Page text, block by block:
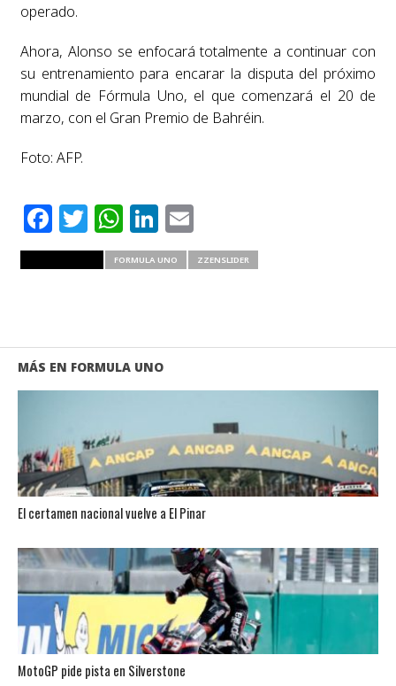
operado.
Ahora, Alonso se enfocará totalmente a continuar con
su entrenamiento para encarar la disputa del próximo
mundial de Fórmula Uno, el que comenzará el 20 de
marzo, con el Gran Premio de Bahréin.
Foto: AFP.
Facebook
Twitter
WhatsApp
LinkedIn
Email
FORMULA UNO ZZENSLIDER
MÁS EN FORMULA UNO
El certamen nacional vuelve a El Pinar
MotoGP pide pista en Silverstone